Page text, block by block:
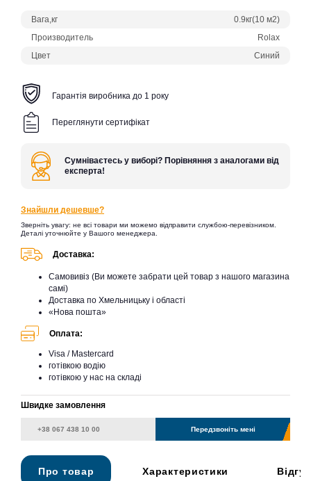
Вага,кг
0.9кг(10 м2)
Производитель
Rolax
Цвет
Синий
Гарантія виробника до 1 року
Переглянути сертифікат
Сумніваєтесь у виборі? Порівняння з аналогами від
експерта!
Знайшли дешевше?
Зверніть увагу: не всі товари ми можемо відправити службою-перевізником.
Деталі уточнюйте у Вашого менеджера.
Доставка:
Самовивіз (Ви можете забрати цей товар з нашого магазина
самі)
Доставка по Хмельницьку і області
«Нова пошта»
Оплата:
Visa / Mastercard
готівкою водію
готівкою у нас на складі
Швидке замовлення
Передзвоніть мені
Про товар Характеристики